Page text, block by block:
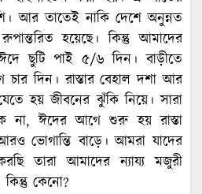
আর তাতেই নাকি দেশে অনুন্নত
হয়েছে। কিন্তু আমাদের
ছুটি পাই ৫/৬ দিন। বাড়ীতে
দিন। রাস্তার বেহাল দশা আর
হয় জীবনের ঝুঁকি নিয়ে। সারা
না, ঈদের আগে শুরু হয় রাস্তা
ভোগান্তি বাড়ে। আমরা যাদের
তারা আমাদের ন্যায্য মজুরী
কিন্তু কেনো?